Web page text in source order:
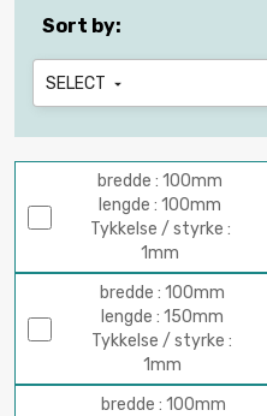
Sort by:
SELECT 
bredde : 100mm
lengde : 100mm
Tykkelse / styrke :
1mm
bredde : 100mm
lengde : 150mm
Tykkelse / styrke :
1mm
bredde : 100mm